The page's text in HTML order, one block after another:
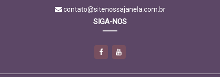
contato@sitenossajanela.com.br
SIGA-NOS